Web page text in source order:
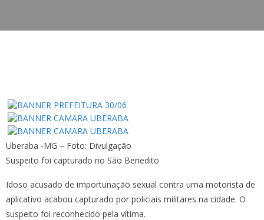
Uberaba -MG – Foto: Divulgação
Suspeito foi capturado no São Benedito
Idoso acusado de importunação sexual contra uma motorista de
aplicativo acabou capturado por policiais militares na cidade. O
suspeito foi reconhecido pela vítima.